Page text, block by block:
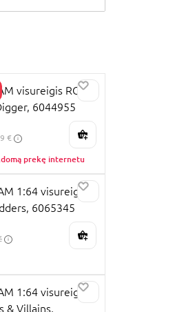
visureigis RC
6044955
€
prekę internetu
1:64 visureigis
6065345
1:64 visureigis
& Villains,